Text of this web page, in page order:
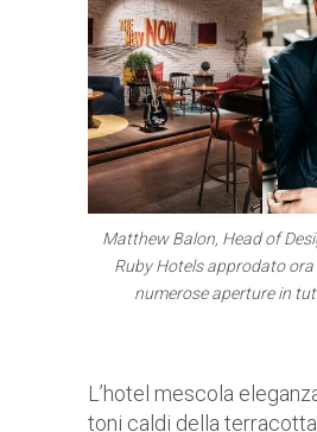
Matthew Balon, Head of
Ruby Hotels approdato
numerose aperture in
L’hotel mescola
toni caldi della